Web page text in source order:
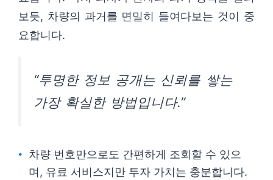
보듯, 차량의 과거를 면밀히 들여다보는 것이 중
요합니다.
“투명한 정보 공개는 신뢰를 쌓는
가장 확실한 방법입니다.”
차량 번호만으로도 간편하게 조회할 수 있으
며, 유료 서비스지만 투자 가치는 충분합니다.